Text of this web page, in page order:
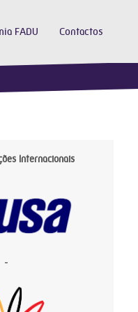
FADU Contactos
Internacionais
-